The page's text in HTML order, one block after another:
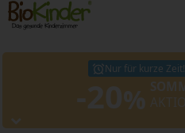
Nur für kurze Zeit!